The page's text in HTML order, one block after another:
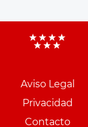
Aviso Legal
Privacidad
Contacto